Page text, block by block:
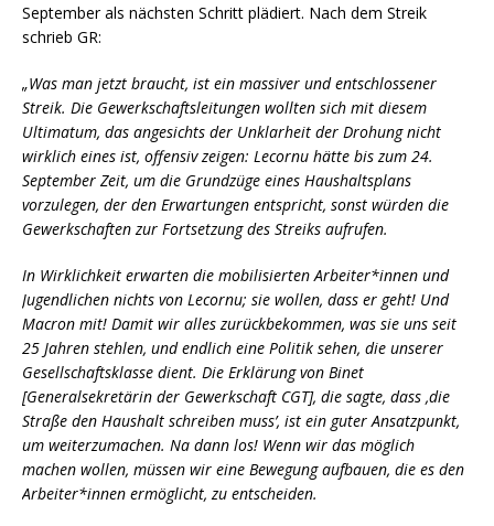
September als nächsten Schritt plädiert. Nach dem Streik
schrieb GR:
„Was man jetzt braucht, ist ein massiver und entschlossener
Streik. Die Gewerkschaftsleitungen wollten sich mit diesem
Ultimatum, das angesichts der Unklarheit der Drohung nicht
wirklich eines ist, offensiv zeigen: Lecornu hätte bis zum 24.
September Zeit, um die Grundzüge eines Haushaltsplans
vorzulegen, der den Erwartungen entspricht, sonst würden die
Gewerkschaften zur Fortsetzung des Streiks aufrufen.
In Wirklichkeit erwarten die mobilisierten Arbeiter*innen und
Jugendlichen nichts von Lecornu; sie wollen, dass er geht! Und
Macron mit! Damit wir alles zurückbekommen, was sie uns seit
25 Jahren stehlen, und endlich eine Politik sehen, die unserer
Gesellschaftsklasse dient. Die Erklärung von Binet
[Generalsekretärin der Gewerkschaft CGT], die sagte, dass ,die
Straße den Haushalt schreiben muss’, ist ein guter Ansatzpunkt,
um weiterzumachen. Na dann los! Wenn wir das möglich
machen wollen, müssen wir eine Bewegung aufbauen, die es den
Arbeiter*innen ermöglicht, zu entscheiden.